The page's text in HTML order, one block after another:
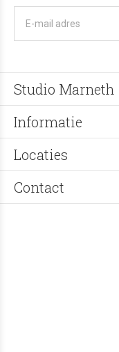
Studio Marneth
Informatie
Locaties
Contact